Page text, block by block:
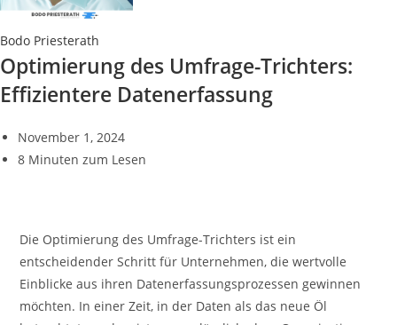
Bodo Priesterath
Optimierung des Umfrage-Trichters:
Effizientere Datenerfassung
November 1, 2024
8 Minuten zum Lesen
Die Optimierung des Umfrage-Trichters ist ein
entscheidender Schritt für Unternehmen, die wertvolle
Einblicke aus ihren Datenerfassungsprozessen gewinnen
möchten. In einer Zeit, in der Daten als das neue Öl